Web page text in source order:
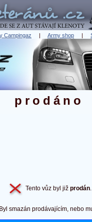
Campingaz | Army shop |
prodáno
Tento vůz byl již prodán.
smazán prodávajícím, nebo